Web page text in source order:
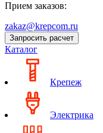
Прием заказов:
zakaz@krepcom.ru
Запросить расчет
Каталог
Крепеж
Электрика